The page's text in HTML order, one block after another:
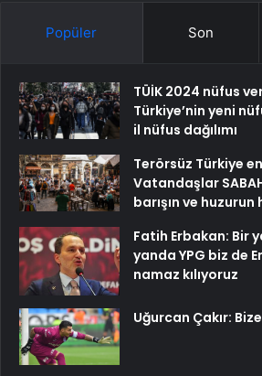
Popüler Son
TÜİK 2024 nüfus
Türkiye’nin yeni
il nüfus dağılımı
Terörsüz Türkiye
Vatandaşlar
barışın ve
Fatih Erbakan: Bir
yanda YPG biz de
namaz kılıyoruz
Uğurcan Çakır: